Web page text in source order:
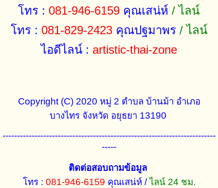
โทร : 081-946-6159 คุณเสน่ห์/ ไลน์
โทร : 081-829-2423คุณปฐมาพร / ไลน์
ไอดีไลน์ : artistic-thai-zone
Copyright (C) 2020 หมู่ 2 ตำบล บ้านม้า อำเภอ
บางไทร จังหวัด อยุธยา 13190
-------------------------------------------------------------------------
-----
ติดต่อสอบถามข้อมูล
โทร : 081-946-6159 คุณเสน่ห์ /ไลน์ 24 ชม.